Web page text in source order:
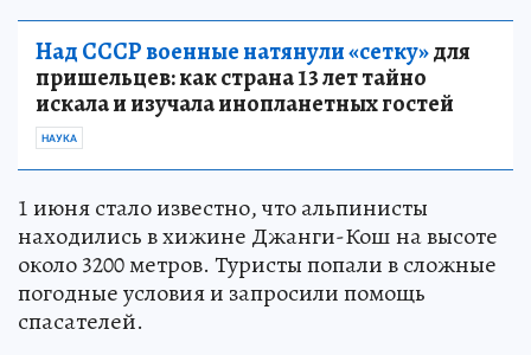
Над СССР военные натянули «сетку»для
пришельцев: как страна 13 лет тайно
искала и изучала инопланетных гостей
НАУКА
1 июня стало известно, что альпинисты
находились в хижине Джанги-Кош на высоте
около 3200 метров. Туристы попали в сложные
погодные условия и запросили помощь
спасателей.